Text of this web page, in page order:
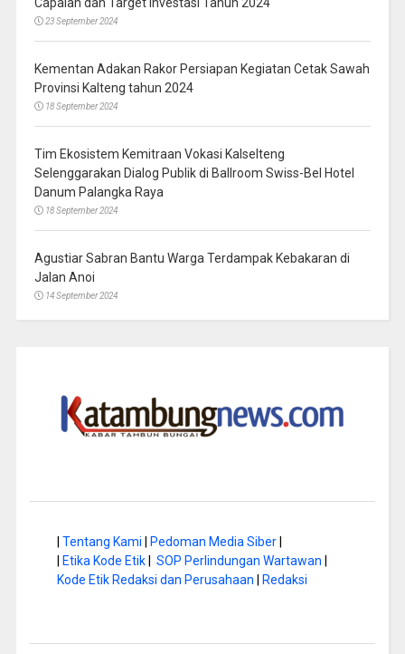
23 September 2024
Kementan Adakan Rakor Persiapan Kegiatan Cetak Sawah
Provinsi Kalteng tahun 2024
18 September 2024
Tim Ekosistem Kemitraan Vokasi Kalselteng
Selenggarakan Dialog Publik di Ballroom Swiss-Bel Hotel
Danum Palangka Raya
18 September 2024
Agustiar Sabran Bantu Warga Terdampak Kebakaran di
Jalan Anoi
14 September 2024
Tentang Kami Pedoman Media Siber|
Etika Kode Etik| SOP Perlindungan Wartawan
Kode Etik Redaksi dan Perusahaan
Redaksi